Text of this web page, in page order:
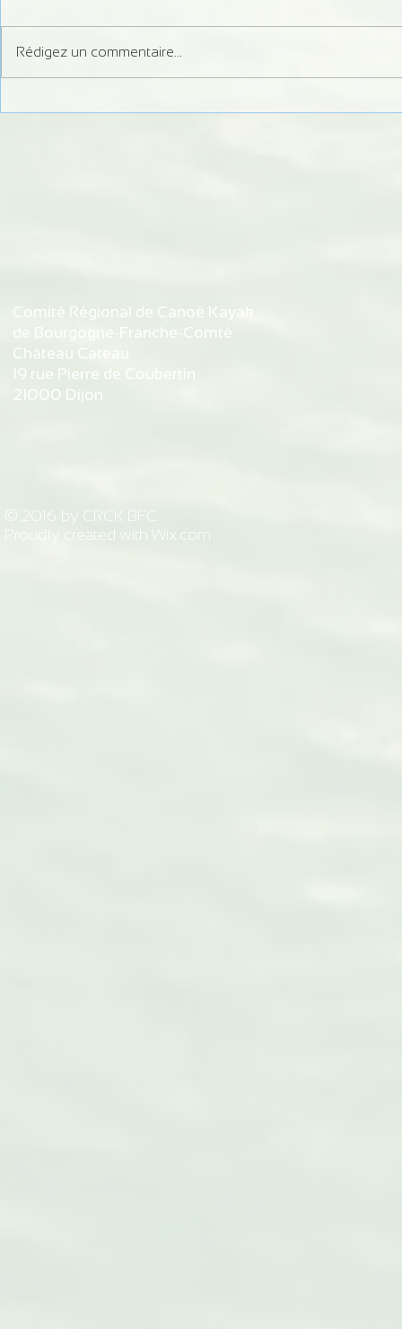
Rédigez un commentaire...
© 2016 by CRCK BFC.
Proudly created with Wix.com
Comité Régional de Canoë Kayak
de Bourgogne-Franche-Comté
Château Cateau
19 rue Pierre de Coubertin
21000 Dijon